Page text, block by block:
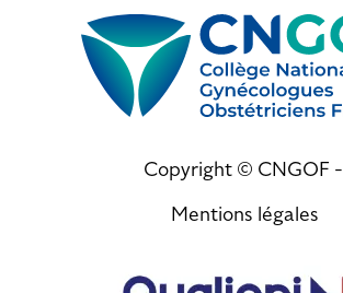
Copyright © CNGOF -
Mentions légales